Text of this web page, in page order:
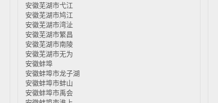
安徽芜湖市弋江
安徽芜湖市鸠江
安徽芜湖市湾沚
安徽芜湖市繁昌
安徽芜湖市南陵
安徽芜湖市无为
安徽蚌埠
安徽蚌埠市龙子湖
安徽蚌埠市蚌山
安徽蚌埠市禹会